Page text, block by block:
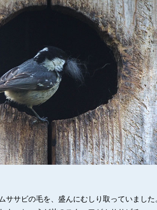
ササビの毛を、盛んにむしり取っていました